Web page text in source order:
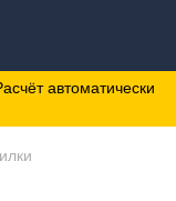
автоматически